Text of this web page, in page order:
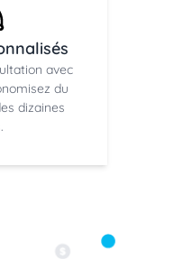
avec
du
dizaines